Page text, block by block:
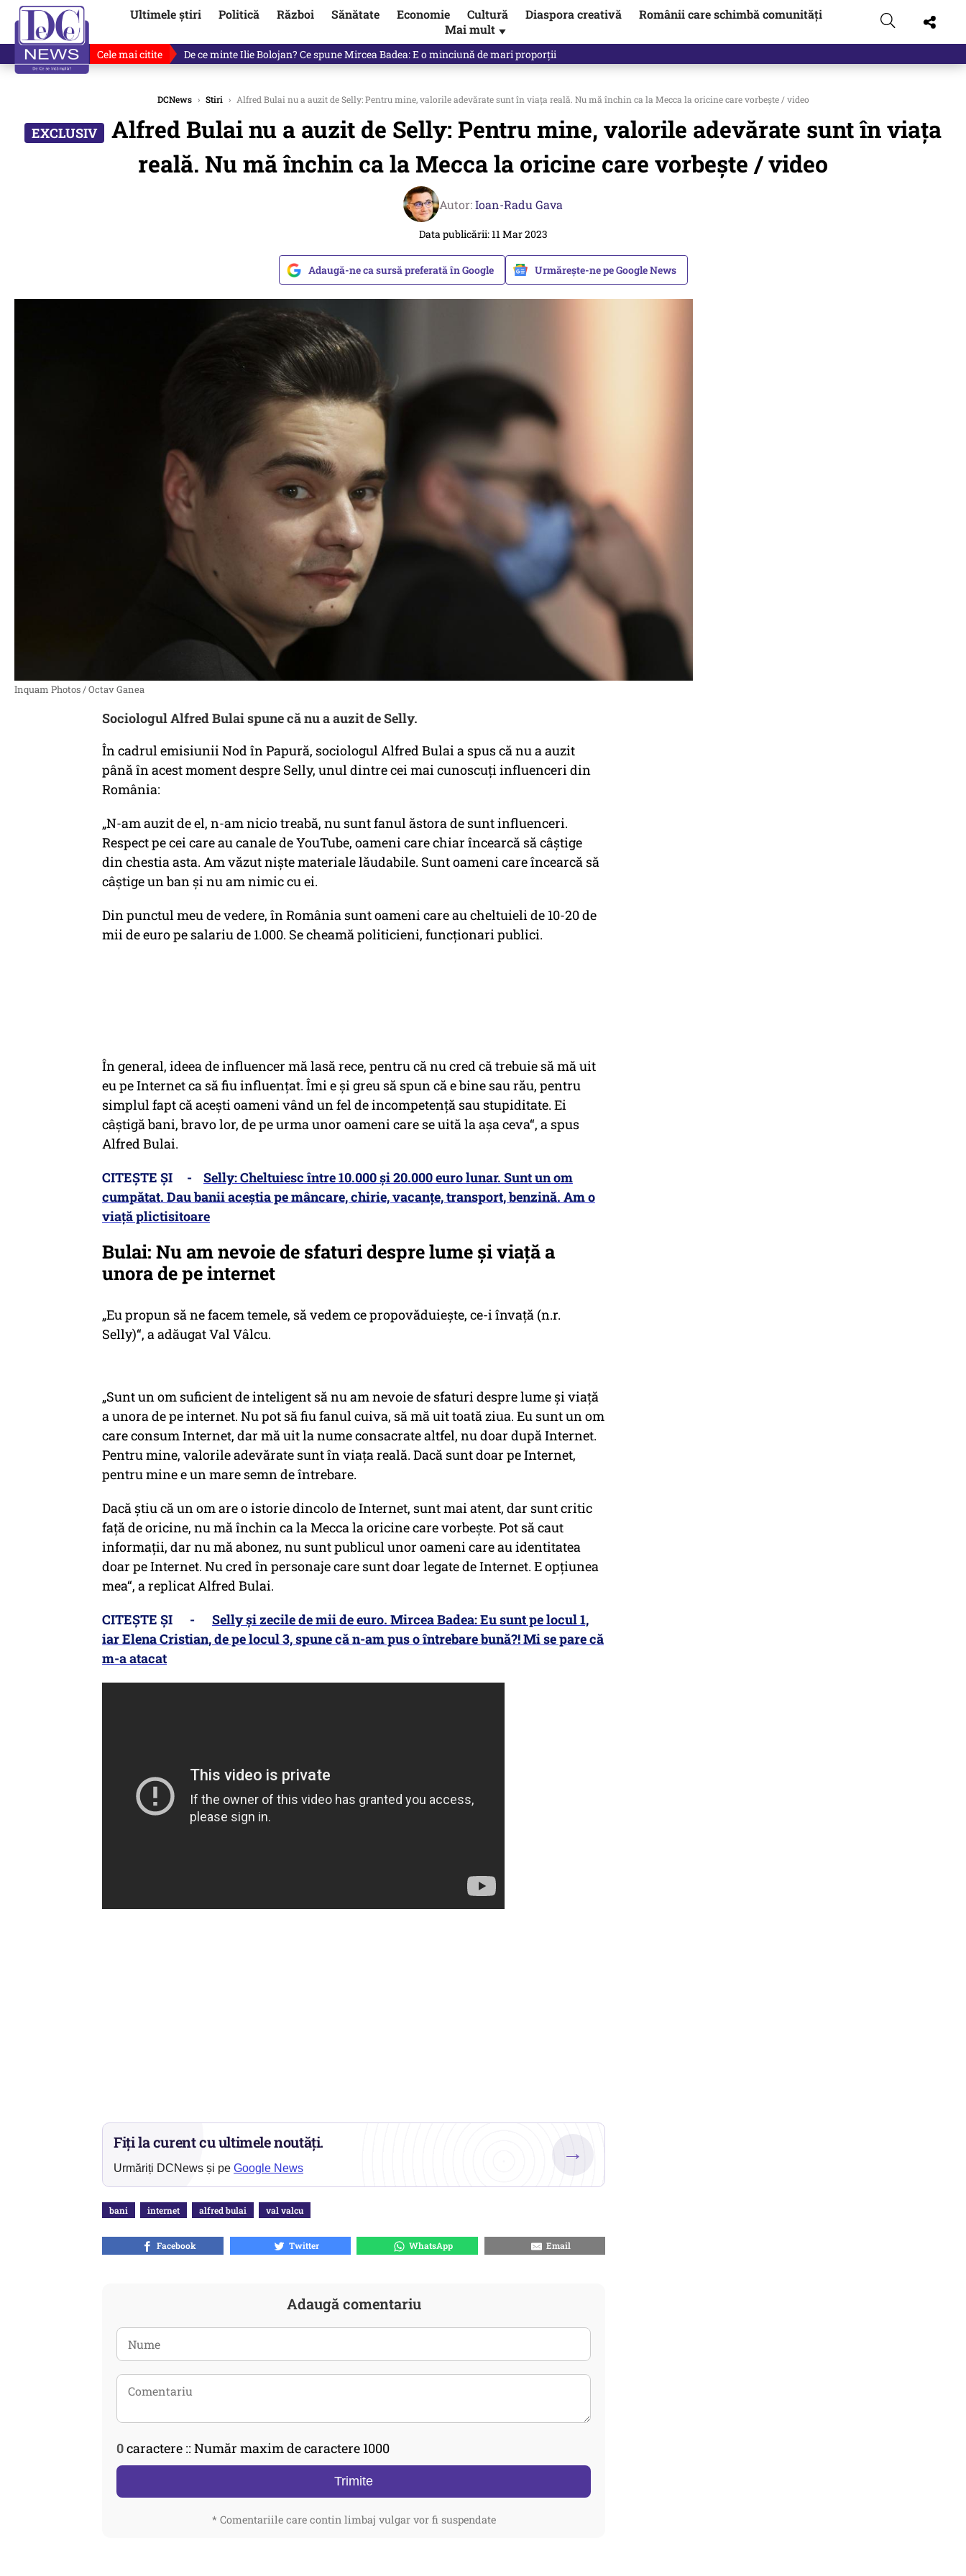
Ultimele știri Politică Război Sănătate Economie Cultură Diaspora creativă
Românii care schimbă comunități
Mai mult ▼
Cele mai citite De ce a mințit Ilie Bolojan? Victor Ponta ne dă răspunsul
DCNews › Stiri › Alfred Bulai nu a auzit de Selly: Pentru mine, valorile adevărate sunt în viața reală. Nu mă închin ca la Mecca la oricine care vorbește / video
Alfred Bulai nu a auzit de Selly: Pentru mine, valorile adevărate sunt în viața
reală. Nu mă închin ca la Mecca la oricine care vorbește / video
Autor:Ioan-Radu Gava
Data publicării: 11 Mar 2023
Adaugă-ne ca sursă preferată în Google Urmărește-ne pe Google News
Inquam Photos / Octav Ganea
Sociologul Alfred Bulai spune că nu a auzit de Selly.
În cadrul emisiunii Nod în Papură, sociologul Alfred Bulai a spus că nu a auzit
până în acest moment despre Selly, unul dintre cei mai cunoscuți influenceri din
România:
„N-am auzit de el, n-am nicio treabă, nu sunt fanul ăstora de sunt influenceri.
Respect pe cei care au canale de YouTube, oameni care chiar încearcă să câștige
din chestia asta. Am văzut niște materiale lăudabile. Sunt oameni care încearcă să
câștige un ban și nu am nimic cu ei.
Din punctul meu de vedere, în România sunt oameni care au cheltuieli de 10-20 de
mii de euro pe salariu de 1.000. Se cheamă politicieni, funcționari publici.
În general, ideea de influencer mă lasă rece, pentru că nu cred că trebuie să mă uit
eu pe Internet ca să fiu influențat. Îmi e și greu să spun că e bine sau rău, pentru
simplul fapt că acești oameni vând un fel de incompetență sau stupiditate. Ei
câștigă bani, bravo lor, de pe urma unor oameni care se uită la așa ceva“, a spus
Alfred Bulai.
CITEȘTE ȘI - Selly: Cheltuiesc între 10.000 și 20.000 euro lunar. Sunt un om
cumpătat. Dau banii aceștia pe mâncare, chirie, vacanțe, transport, benzină. Am o
viață plictisitoare
Bulai: Nu am nevoie de sfaturi despre lume și viață a
unora de pe internet
„Eu propun să ne facem temele, să vedem ce propovăduiește, ce-i învață (n.r.
Selly)“, a adăugat Val Vâlcu.
„Sunt un om suficient de inteligent să nu am nevoie de sfaturi despre lume și viață
a unora de pe internet. Nu pot să fiu fanul cuiva, să mă uit toată ziua. Eu sunt un om
care consum Internet, dar mă uit la nume consacrate altfel, nu doar după Internet.
Pentru mine, valorile adevărate sunt în viața reală. Dacă sunt doar pe Internet,
pentru mine e un mare semn de întrebare.
Dacă știu că un om are o istorie dincolo de Internet, sunt mai atent, dar sunt critic
față de oricine, nu mă închin ca la Mecca la oricine care vorbește. Pot să caut
informații, dar nu mă abonez, nu sunt publicul unor oameni care au identitatea
doar pe Internet. Nu cred în personaje care sunt doar legate de Internet. E opțiunea
mea“, a replicat Alfred Bulai.
CITEȘTE ȘI - Selly și zecile de mii de euro. Mircea Badea: Eu sunt pe locul 1,
iar Elena Cristian, de pe locul 3, spune că n-am pus o întrebare bună?! Mi se pare că
m-a atacat
Fiți la curent cu ultimele noutăți.
Urmăriți DCNews și pe Google News
→
bani internet alfred bulai val valcu
Facebook Twitter WhatsApp Email
Adaugă comentariu
0caractere :: Număr maxim de caractere 1000
Trimite
* Comentariile care contin limbaj vulgar vor fi suspendate